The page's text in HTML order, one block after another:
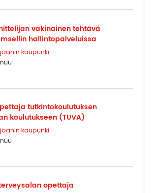
vakinainen tehtävä
hallintopalveluissa
kaupunki
tutkintokoulutuksen
koulutukseen (TUVA)
kaupunki
opettaja